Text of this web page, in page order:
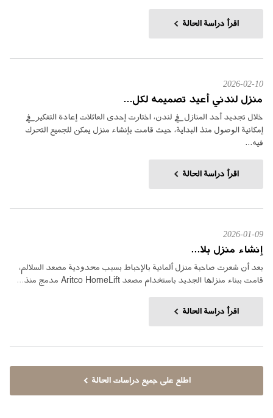
اقرأ دراسة الحالة
2026-02-10
منزل لندني أعيد تصميمه لكل...
خلال تجديد أحد المنازل في لندن، اختارت إحدى العائلات إعادة التفكير في
إمكانية الوصول منذ البداية، حيث قامت بإنشاء منزل يمكن للجميع التحرك
فيه...
اقرأ دراسة الحالة
2026-01-09
إنشاء منزل بلا...
بعد أن شعرت صاحبة منزل ألمانية بالإحباط بسبب محدودية مصعد السلالم،
قامت ببناء منزلها الجديد باستخدام مصعد Aritco HomeLift مدمج منذ...
اقرأ دراسة الحالة
اطلع على جميع دراسات الحالة